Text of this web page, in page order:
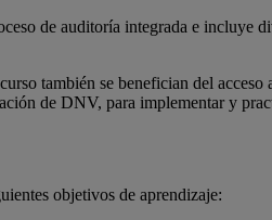
de auditoría integrada e incluye
también se benefician del
de DNV, para implementar y
objetivos de aprendizaje: